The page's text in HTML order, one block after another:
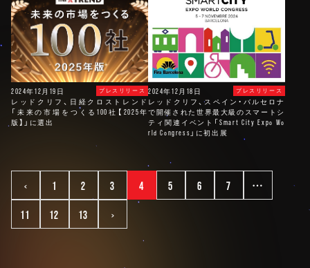
2024年12月19日 プレスリリース
レッドクリフ、日経クロストレンド
「未来の市場をつくる100社【2025年
版】」に選出
2024年12月18日 プレスリリース
レッドクリフ、スペイン・バルセロナ
で開催された世界最大級のスマートシ
ティ関連イベント「Smart City Expo Wo
rld Congress」に初出展
< 1 2 3 4 5 6 7
…
11
12 13 >